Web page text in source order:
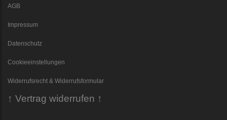
AGB
Impressum
Datenschutz
Cookieeinstellungen
Widerrufsrecht & Widerrufsformular
↑ Vertrag widerrufen ↑